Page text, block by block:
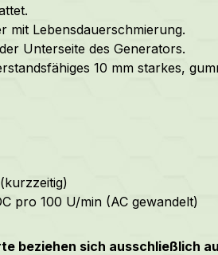
mit Lebensdauerschmierung.
Unterseite des Generators.
10 mm starkes,
pro 100 U/min (AC gewandelt)
beziehen sich ausschließlich